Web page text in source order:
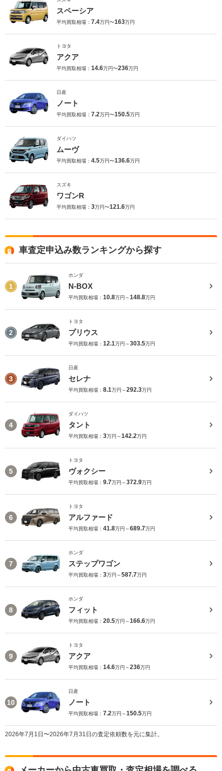
スペーシア
平均買取相場： 7.4万円〜163万円
トヨタ
アクア
平均買取相場： 14.6万円〜236万円
日産
ノート
平均買取相場： 7.2万円〜150.5万円
ダイハツ
ムーヴ
平均買取相場： 4.5万円〜136.6万円
スズキ
ワゴンR
平均買取相場： 3万円〜121.6万円
車査定申込み数ランキングから探す
1
ホンダ
N-BOX
平均買取相場： 10.8万円～148.8万円
2
トヨタ
プリウス
平均買取相場： 12.1万円～303.5万円
3
日産
セレナ
平均買取相場： 8.1万円～292.3万円
4
ダイハツ
タント
平均買取相場： 3万円～142.2万円
5
トヨタ
ヴォクシー
平均買取相場： 9.7万円～372.9万円
6
トヨタ
アルファード
平均買取相場： 41.8万円～689.7万円
7
ホンダ
ステップワゴン
平均買取相場： 3万円～587.7万円
8
ホンダ
フィット
平均買取相場： 20.5万円～166.6万円
9
トヨタ
アクア
平均買取相場： 14.6万円～236万円
10
日産
ノート
平均買取相場： 7.2万円～150.5万円
2026年7月1日〜2026年7月31日の査定依頼数を元に集計。